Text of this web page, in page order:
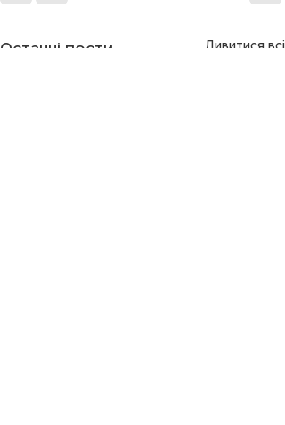
Останні пости Дивитися всі